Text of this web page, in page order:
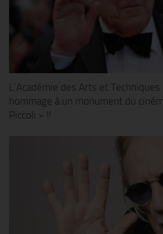
L’Académie des Arts et
hommage à un monument du
Piccoli » !!